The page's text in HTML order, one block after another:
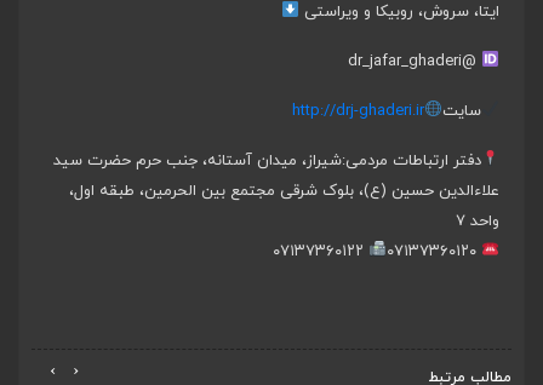
ایتا، سروش، روبیکا و ویراستی
@dr_jafar_ghaderi
سایت http://drj-ghaderi.ir
دفتر ارتباطات مردمی:شیراز، میدان آستانه، جنب حرم حضرت سید
علاءالدین حسین (ع)، بلوک شرقی مجتمع بین الحرمین، طبقه اول،
واحد ۷
مطالب مرتبط ‹
›